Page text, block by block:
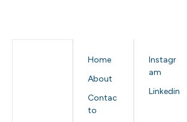
Home
About
Contac
to
Instagr
am
Linkedin